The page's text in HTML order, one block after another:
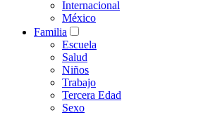
Internacional
México
Familia
Escuela
Salud
Niños
Trabajo
Tercera Edad
Sexo